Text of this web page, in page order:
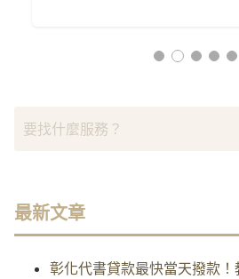
最新文章
彰化代書貸款最快當天撥款